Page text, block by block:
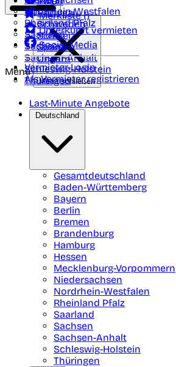
Nordrhein-Westfalen
Rheinland Pfalz
Saarland
Sachsen
Sachsen-Anhalt
Schleswig-Holstein
Thüringen
Portugal
Schweden
Schweiz
Spanien
Ungarn
Merkliste ()
Unterkunft vermieten
Social Media
Vermieter-Login
Als Vermieter registrieren
Menü
Menü schließen
Last-Minute Angebote
Deutschland
Gesamtdeutschland
Baden-Württemberg
Bayern
Berlin
Bremen
Brandenburg
Hamburg
Hessen
Mecklenburg-Vorpommern
Niedersachsen
Nordrhein-Westfalen
Rheinland Pfalz
Saarland
Sachsen
Sachsen-Anhalt
Schleswig-Holstein
Thüringen